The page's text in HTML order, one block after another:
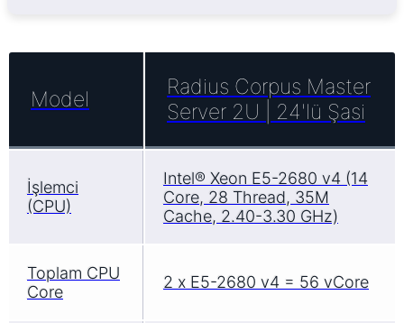
Model
Radius Corpus Master
Server 2U | 24'lü Şasi
İşlemci
(CPU)
Intel® Xeon E5-2680 v4 (14
Core, 28 Thread, 35M
Cache, 2.40-3.30 GHz)
Toplam CPU
Core
2 x E5-2680 v4 = 56 vCore